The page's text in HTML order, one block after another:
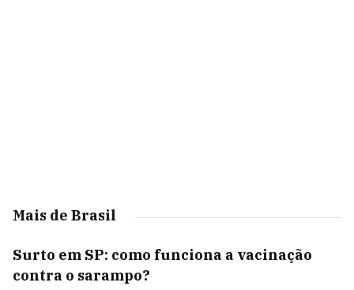
Mais de Brasil
Surto em SP: como funciona a vacinação
contra o sarampo?